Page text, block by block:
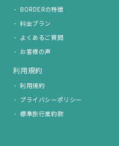
BORDERの特徴
料金プラン
よくあるご質問
お客様の声
利用規約
利用規約
プライバシーポリシー
標準旅行業約款